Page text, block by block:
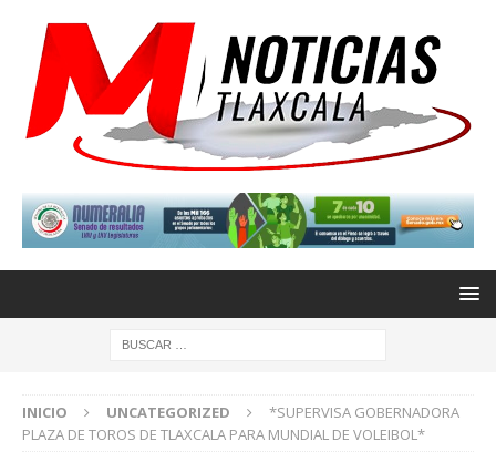
INICIO UNCATEGORIZED
*SUPERVISA GOBERNADORA
PLAZA DE TOROS DE TLAXCALA PARA MUNDIAL DE VOLEIBOL*